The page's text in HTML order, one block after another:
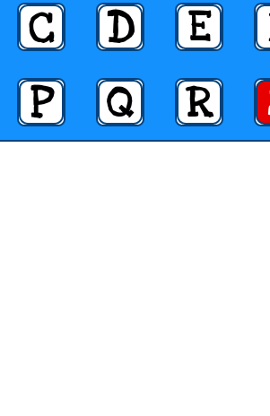
C D E
P Q R